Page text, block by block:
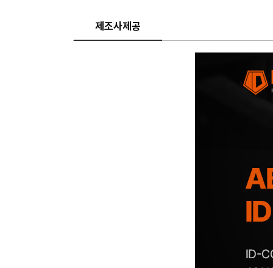
제조사제공